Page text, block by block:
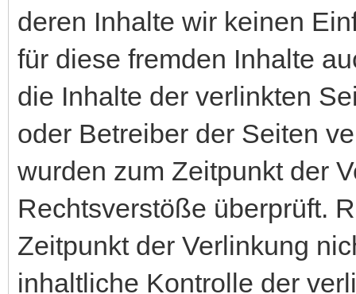
deren Inhalte wir keinen
für diese fremden Inhalte
die Inhalte der verlinkten
oder Betreiber der Seiten
wurden zum Zeitpunkt der
Rechtsverstöße überprüft.
Zeitpunkt der Verlinkung
inhaltliche Kontrolle der